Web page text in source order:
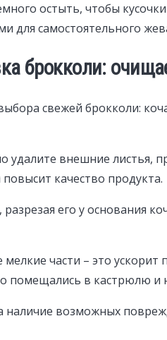
остыть, чтобы
для самостоятельного
брокколи:
свежей брокколи:
удалите внешние листья,
качество продукта.
его у основания
мелкие части – это
помещались в кастрюлю и
наличие возможных